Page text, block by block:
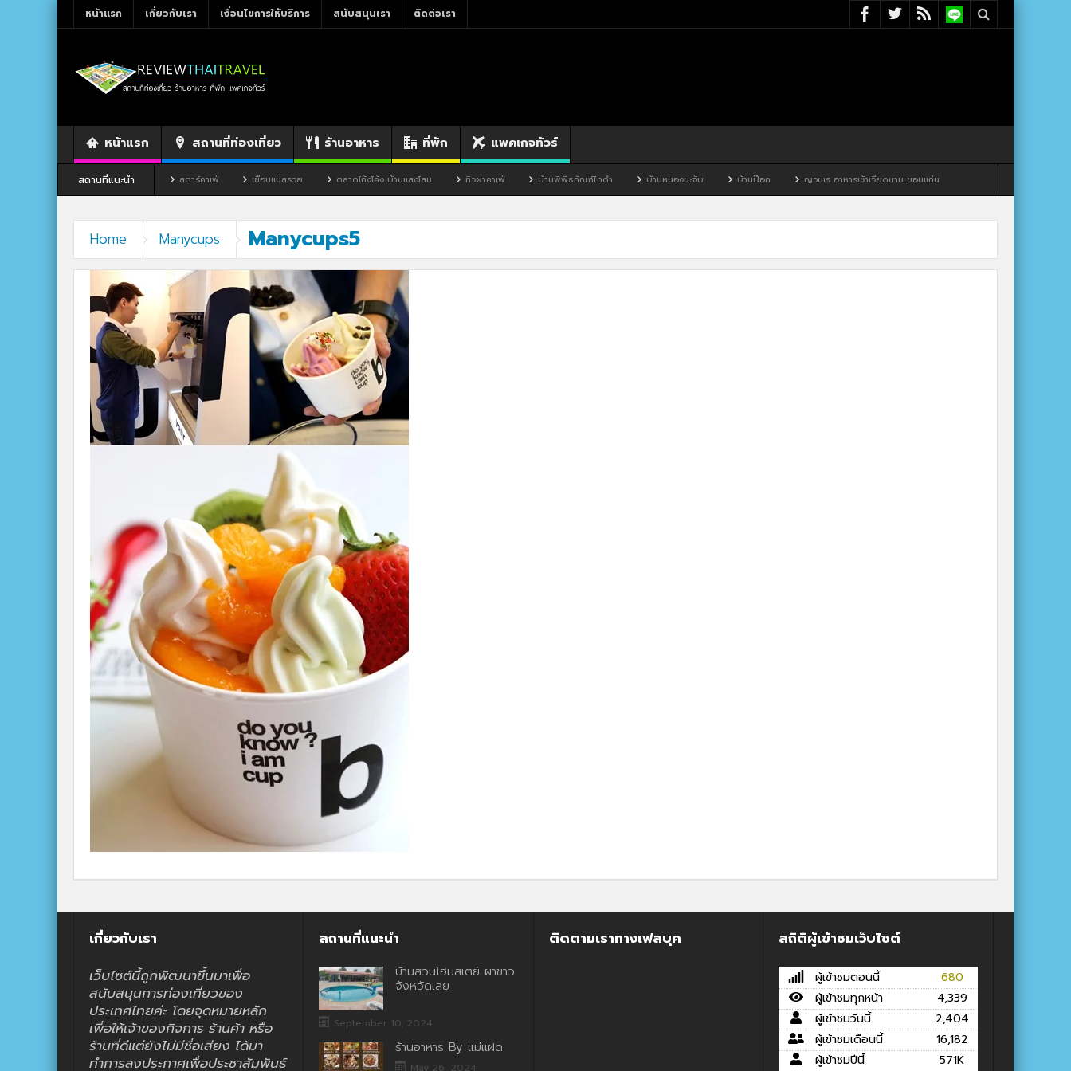
หน้าแรก เกี่ยวกับเรา เงื่อนไขการให้บริการ สนับสนุนเรา ติดต่อเรา
หน้าแรก สถานที่ท่องเที่ยว ร้านอาหาร ที่พัก แพคเกจทัวร์
สถานที่แนะนำ
ร้านอาหาร By แม่แฝด สตาร์คาเฟ่ เขื่อนแม่สรวย ตลาดโก้งโค้ง บ้านแสงโสม ทิวผาคาเฟ่ บ้านพิพิธภัณฑ์ไทดำ บ้านหนองมะจับ บ้านป๊อก ญวนเร อาหารเช้าเวียดนาม ขอนแก่น
Home Manycups Manycups5
เกี่ยวกับเรา
เว็บไซต์นี้ถูกพัฒนาขึ้นมาเพื่อ
สนับสนุนการท่องเที่ยวของ
ประเทศไทยค่ะ โดยจุดหมายหลัก
เพื่อให้เจ้าของกิจการ ร้านค้า หรือ
ร้านที่ดีแต่ยังไม่มีชื่อเสียง ได้มา
ทำการลงประกาศเพื่อประชาสัมพันธ์
สถานที่แนะนำ
บ้านสวนโฮมสเตย์ ผาขาว
จังหวัดเลย
September 10, 2024
ร้านอาหาร By แม่แฝด
May 26, 2024
ติดตามเราทางเฟสบุค สถิติผู้เข้าชมเว็บไซต์
ผู้เข้าชมตอนนี้
680
ผู้เข้าชมทุกหน้า
4,339
ผู้เข้าชมวันนี้
2,404
ผู้เข้าชมเดือนนี้
16,182
ผู้เข้าชมปีนี้
571K